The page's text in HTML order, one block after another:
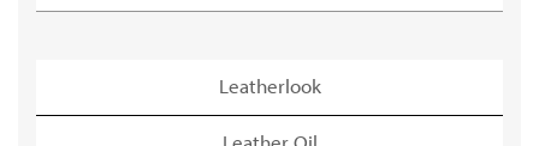
Leatherlook